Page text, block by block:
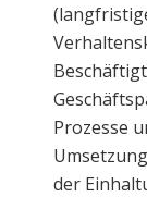
Prozesse
der